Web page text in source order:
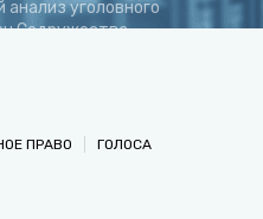
уголовного
Содружества
ПРАВО
ГОЛОСА